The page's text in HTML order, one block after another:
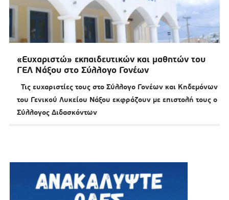
«Ευχαριστώ» εκπαιδευτικών και μαθητών του
ΓΕΛ Νάξου στο Σύλλογο Γονέων
Τις ευχαριστίες τους στο Σύλλογο Γονέων και Κηδεμόνων
του Γενικού Λυκείου Νάξου εκφράζουν με επιστολή τους ο
Σύλλογος Διδασκόντων